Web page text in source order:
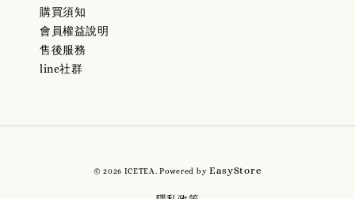
購買須知
會員權益說明
售後服務
line社群
© 2026 ICETEA. Powered by EasyStore